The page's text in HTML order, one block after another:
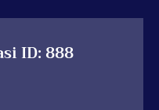
ID: 888